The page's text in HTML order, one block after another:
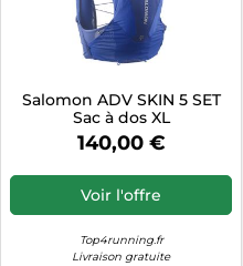
Salomon ADV SKIN 5 SET
Sac à dos XL
140,00 €
Voir l'offre
Top4running.fr
Livraison gratuite